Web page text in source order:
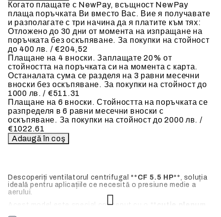
Descoperiți ventilatorul centrifugal ** CF 5.5 HP**, soluția
ideală pentru aplicațiile ce necesită o presiune medie a
aerului.
Acest model este special conceput cu o **
cutie plenum
Когато плащате с NewPay, всъщност NewPay
плаща поръчката Ви вместо Вас. Вие я получавате
и разполагате с три начина да я платите към тях:
Отложено до 30 дни от момента на изпращане на
поръчката без оскъпяване. За покупки на стойност
до 400 лв. / €204,52
Плащане на 4 вноски. Заплащате 20% от
стойността на поръчката си на момента с карта.
Останалата сума се разделя на 3 равни месечни
вноски без оскъпяване. За покупки на стойност до
1000 лв. / €511.31
Плащане на 6 вноски. Стойността на поръчката се
разпределя в 6 равни месечни вноски с
оскъпяване. За покупки на стойност до 2000 лв. /
€1022.61